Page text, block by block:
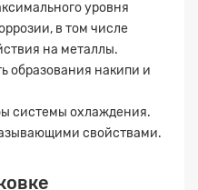
уровня
в том числе
на металлы.
образования накипи и
системы охлаждения.
свойствами.